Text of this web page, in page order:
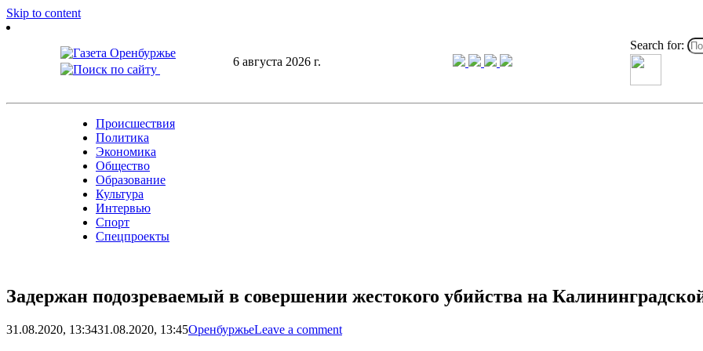
Skip to content
6 августа 2026 г.
Search for:
Происшествия
Политика
Экономика
Общество
Образование
Культура
Интервью
Спорт
Спецпроекты
Задержан подозреваемый в совершении жестокого убийства на
31.08.2020, 13:3431.08.2020, 13:45ОренбуржьеLeave a comment